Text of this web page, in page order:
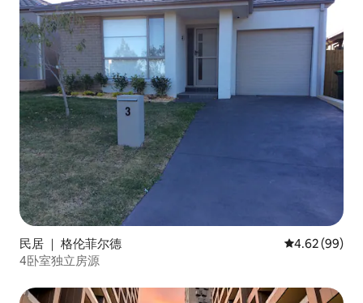
民居 ｜ 格伦菲尔德 平均评分 4.62
4.62 (99)
4卧室独立房源